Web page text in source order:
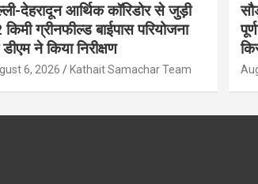
देहरादून आर्थिक कॉरिडोर से जुड़ी
किमी ग्रीनफील्ड बाईपास परियोजना
ने किया निरीक्षण
6, 2026 Kathait Samachar Team